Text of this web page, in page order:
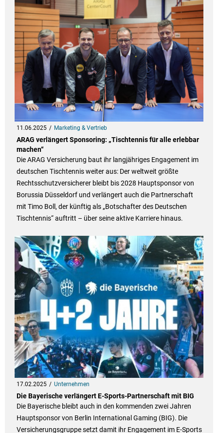
11.06.2025 Marketing & Vertrieb
ARAG verlängert Sponsoring: „Tischtennis für alle erlebbar
machen“
Die ARAG Versicherung baut ihr langjähriges Engagement im
deutschen Tischtennis weiter aus: Der weltweit größte
Rechtsschutzversicherer bleibt bis 2028 Hauptsponsor von
Borussia Düsseldorf und verlängert auch die Partnerschaft
mit Timo Boll, der künftig als „Botschafter des Deutschen
Tischtennis“ auftritt – über seine aktive Karriere hinaus.
17.02.2025 Unternehmen
Die Bayerische verlängert E-Sports-Partnerschaft mit BIG
Die Bayerische bleibt auch in den kommenden zwei Jahren
Hauptsponsor von Berlin International Gaming (BIG). Die
Versicherungsgruppe setzt damit ihr Engagement im E-Sports